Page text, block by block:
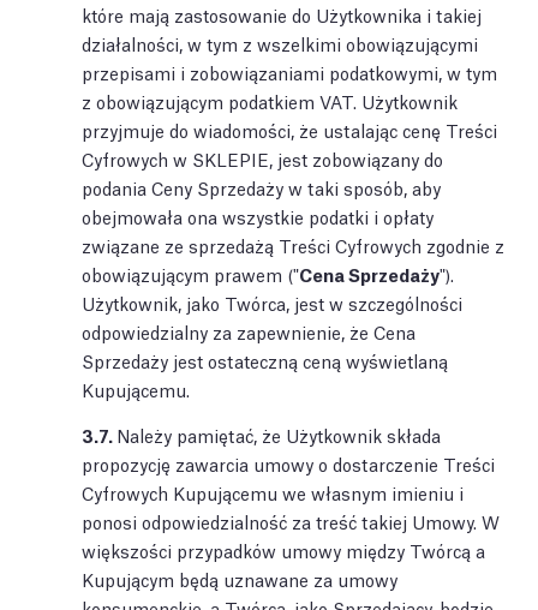
które mają zastosowanie do Użytkownika i takiej
działalności, w tym z wszelkimi obowiązującymi
przepisami i zobowiązaniami podatkowymi, w tym
z obowiązującym podatkiem VAT. Użytkownik
przyjmuje do wiadomości, że ustalając cenę Treści
Cyfrowych w SKLEPIE, jest zobowiązany do
podania Ceny Sprzedaży w taki sposób, aby
obejmowała ona wszystkie podatki i opłaty
związane ze sprzedażą Treści Cyfrowych zgodnie z
obowiązującym prawem ("Cena Sprzedaży").
Użytkownik, jako Twórca, jest w szczególności
odpowiedzialny za zapewnienie, że Cena
Sprzedaży jest ostateczną ceną wyświetlaną
Kupującemu.
3.7. Należy pamiętać, że Użytkownik składa
propozycję zawarcia umowy o dostarczenie Treści
Cyfrowych Kupującemu we własnym imieniu i
ponosi odpowiedzialność za treść takiej Umowy. W
większości przypadków umowy między Twórcą a
Kupującym będą uznawane za umowy